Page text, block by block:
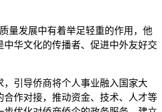
量发展中有着举足轻重的作用，他
华文化的传播者、促进中外友好交
引导侨商将个人事业融入国家大
作对接，推动资金、技术、人才等